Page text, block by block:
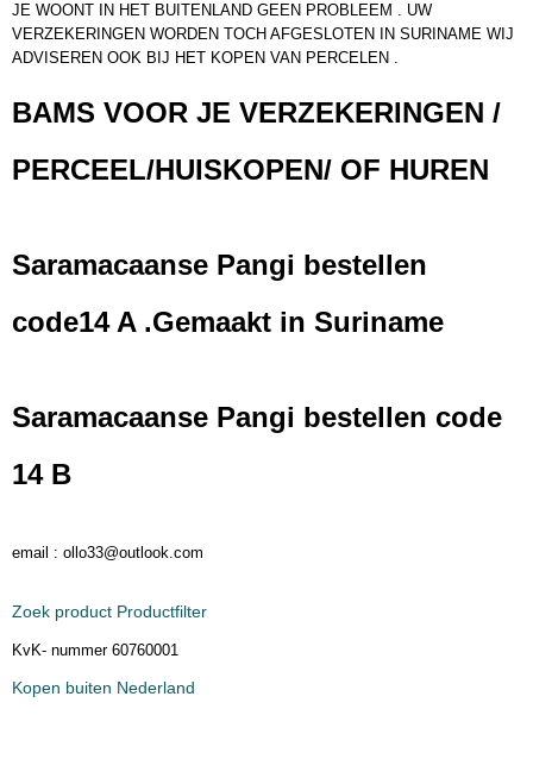
JE WOONT IN HET BUITENLAND GEEN PROBLEEM . UW
VERZEKERINGEN WORDEN TOCH AFGESLOTEN IN SURINAME WIJ
ADVISEREN OOK BIJ HET KOPEN VAN PERCELEN .
BAMS VOOR JE VERZEKERINGEN /
PERCEEL/HUISKOPEN/ OF HUREN
Saramacaanse Pangi bestellen
code14 A .Gemaakt in Suriname
Saramacaanse Pangi bestellen code
14 B
email : ollo33@outlook.com
Zoek product Productfilter
KvK- nummer 60760001
Kopen buiten Nederland